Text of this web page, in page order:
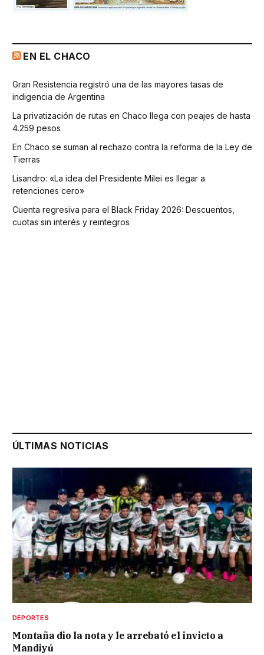
EN EL CHACO
Gran Resistencia registró una de las mayores tasas de
indigencia de Argentina
La privatización de rutas en Chaco llega con peajes de hasta
4.259 pesos
En Chaco se suman al rechazo contra la reforma de la Ley de
Tierras
Lisandro: «La idea del Presidente Milei es llegar a
retenciones cero»
Cuenta regresiva para el Black Friday 2026: Descuentos,
cuotas sin interés y reintegros
ÚLTIMAS NOTICIAS
DEPORTES
Montaña dio la nota y le arrebató el invicto a
Mandiyú